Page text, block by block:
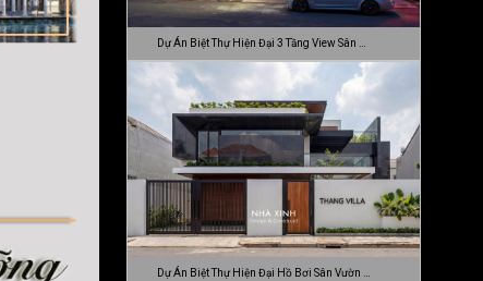
Dự Án Biệt Thự Hiện Đại 3 Tầng View Sân …
Dự Án Biệt Thự Hiện Đại Hồ Bơi Sân Vườn …